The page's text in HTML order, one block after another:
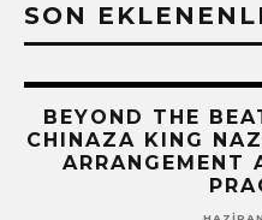
SON
BEYOND THE
CHINAZA KING
ARRANGEMENT